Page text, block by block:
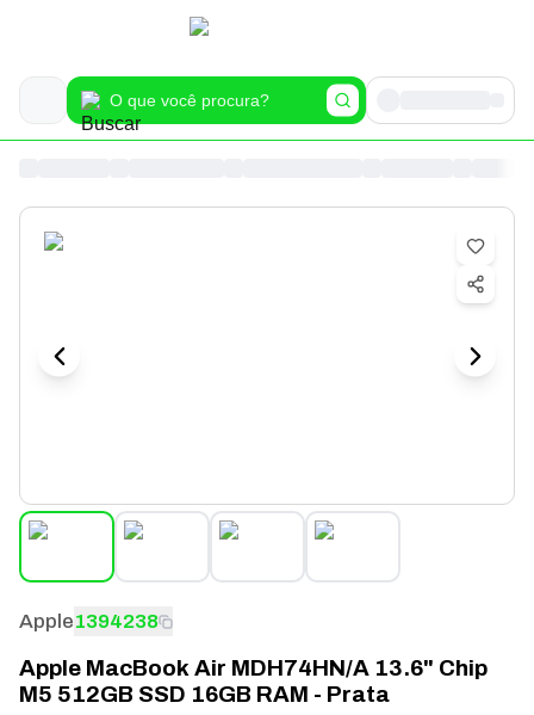
Apple1394238
Apple MacBook Air MDH74HN/A 13.6" Chip
M5 512GB SSD 16GB RAM - Prata